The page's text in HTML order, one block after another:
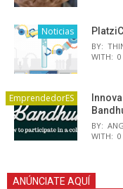
Noticias
BY:
WITH:
EmprendedorES
BY:
WITH:
ANÚNCIATE AQUÍ